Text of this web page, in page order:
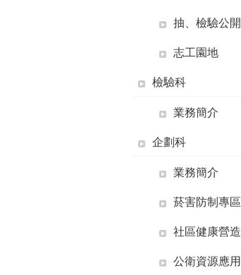
抽、檢驗公開
志工園地
檢驗科
業務簡介
企劃科
業務簡介
菸害防制專區
社區健康營造
公衛資源應用